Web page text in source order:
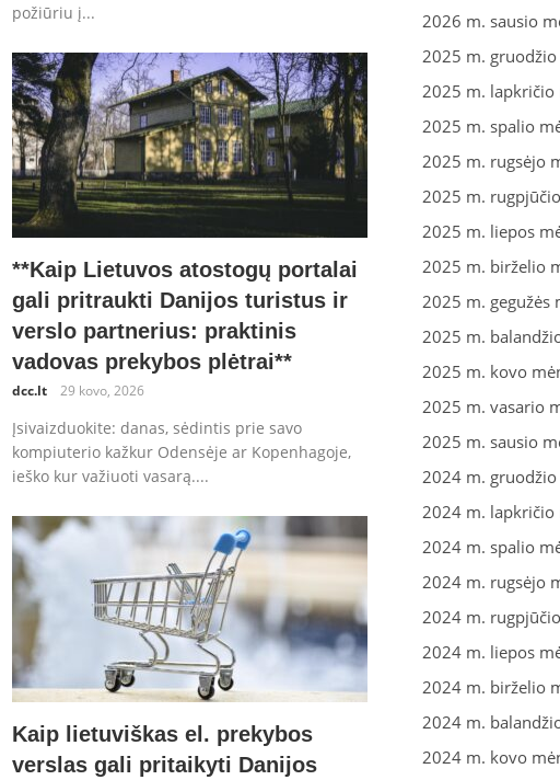
požiūriu į...
**Kaip Lietuvos atostogų portalai
gali pritraukti Danijos turistus ir
verslo partnerius: praktinis
vadovas prekybos plėtrai**
dcc.lt 29 kovo, 2026
Įsivaizduokite: danas, sėdintis prie savo
kompiuterio kažkur Odensėje ar Kopenhagoje,
ieško kur važiuoti vasarą....
Kaip lietuviškas el. prekybos
verslas gali pritaikyti Danijos
2026 m. sausio
2025 m. gruodžio
2025 m. lapkričio
2025 m. spalio
2025 m. rugsėjo
2025 m.
2025 m. liepos
2025 m. birželio
2025 m. gegužės
2025 m.
2025 m. kovo
2025 m. vasario
2025 m. sausio
2024 m. gruodžio
2024 m. lapkričio
2024 m. spalio
2024 m. rugsėjo
2024 m.
2024 m. liepos
2024 m. birželio
2024 m.
2024 m. kovo